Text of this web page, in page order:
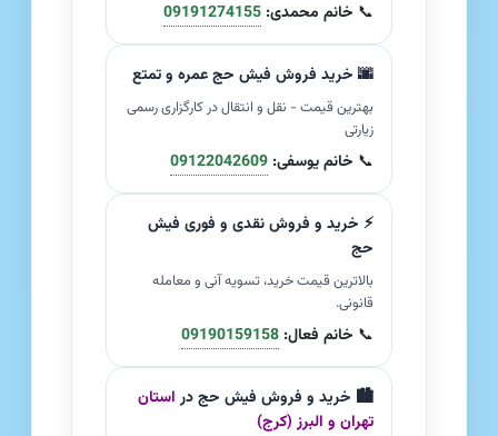
📞 خانم محمدی: 09191274155
🌆 خرید فروش فیش حج عمره و تمتع
بهترین قیمت - نقل و انتقال در کارگزاری رسمی
زیارتی
📞 خانم یوسفی: 09122042609
⚡ خرید و فروش نقدی و فوری فیش
حج
بالاترین قیمت خرید، تسویه آنی و معامله
قانونی.
📞 خانم فعال: 09190159158
🏙️ خرید و فروش فیش حج دراستان
تهران و البرز (کرج)